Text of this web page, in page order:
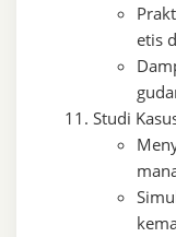
etis
Studi